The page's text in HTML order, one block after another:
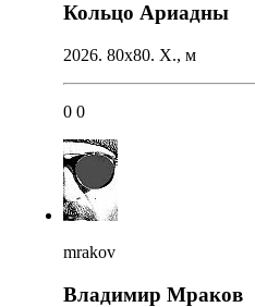
Кольцо Ариадны
2026. 80х80. Х., м
0 0
mrakov
Владимир Мраков